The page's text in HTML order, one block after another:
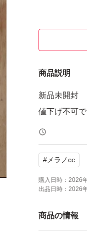
商品説明
新品未開封
値下げ不可
# メラノcc
購入日時： 2026
出品日時： 2026
商品の情報